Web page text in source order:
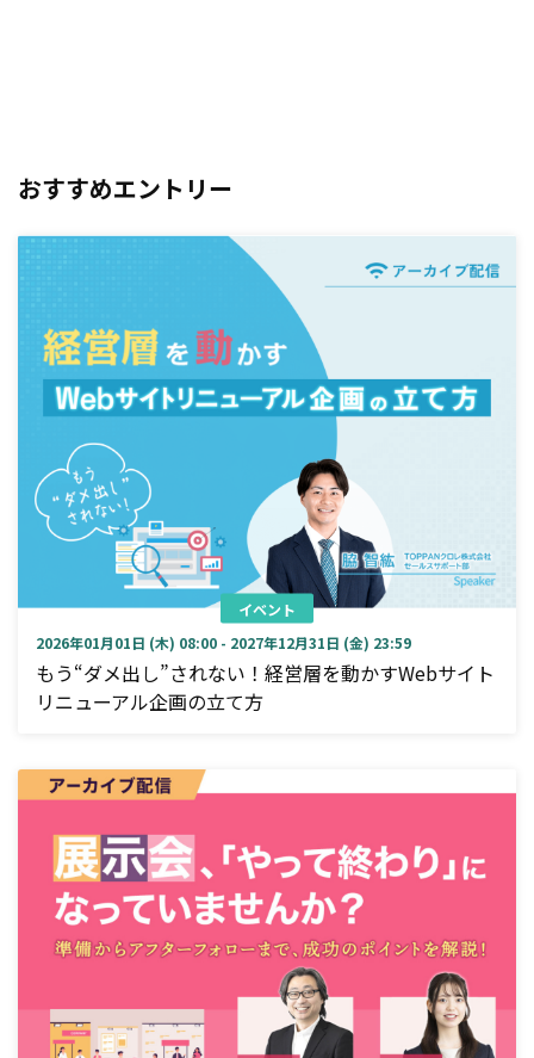
おすすめエントリー
イベント
2026年01月01日 (木) 08:00 - 2027年12月31日 (金) 23:59
もう“ダメ出し”されない！経営層を動かすWebサイト
リニューアル企画の立て方